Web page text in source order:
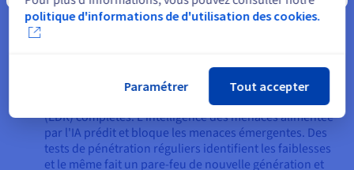
modules spécifiques aux ransomwares offrent une
protection en temps réel aux côtés des pare-feu.
aident incluent la technologie de tromperie, utilisant
des honeypots pour attirer les attaquants, y compris
une détection et une réponse des points de terminaison
(EDR) complètes. L'intelligence des menaces alimentée
par l'IA prédit et bloque les menaces émergentes. Des
tests de pénétration réguliers identifient les faiblesses
et le même fait un pare-feu de nouvelle génération et
politique d'informations de d'utilisation des cookies.
Paramétrer Tout accepter